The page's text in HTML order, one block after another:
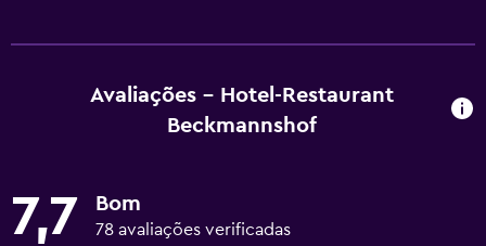
Avaliações - Hotel-Restaurant
Beckmannshof
7,7 Bom
78 avaliações verificadas